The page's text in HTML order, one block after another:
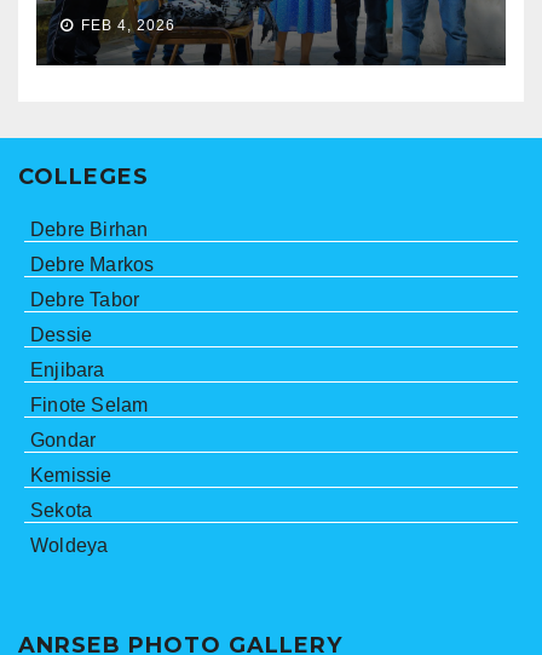
FEB 4, 2026
COLLEGES
Debre Birhan
Debre Markos
Debre Tabor
Dessie
Enjibara
Finote Selam
Gondar
Kemissie
Sekota
Woldeya
ANRSEB PHOTO GALLERY